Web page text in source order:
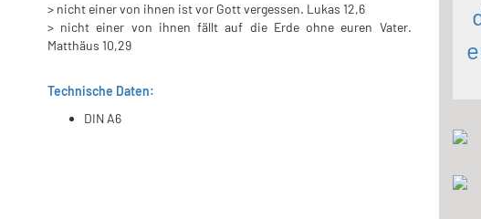
> nicht einer von ihnen ist vor Gott vergessen. Lukas 12,6
> nicht einer von ihnen fällt auf die Erde ohne euren Vater.
Matthäus 10,29
Technische Daten:
DIN A6